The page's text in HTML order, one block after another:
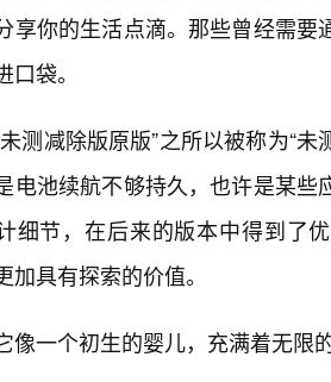
享你的生活点滴。那些曾经需
口袋。
测减除版原版”之所以被称为“
电池续航不够持久，也许是某
细节，在后来的版本中得到了
加具有探索的价值。
像一个初生的婴儿，充满着无限